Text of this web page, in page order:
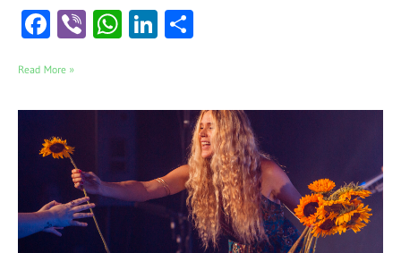
Facebook
ViberWhatsApp
LinkedIn
Read More »